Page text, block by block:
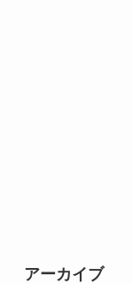
アーカイブ